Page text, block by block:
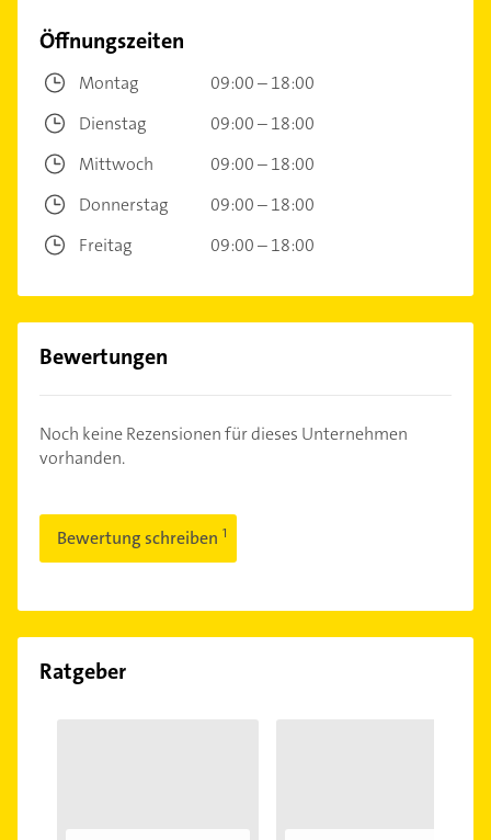
Öffnungszeiten
Montag
09:00 – 18:00
Dienstag
09:00 – 18:00
Mittwoch
09:00 – 18:00
Donnerstag
09:00 – 18:00
Freitag
09:00 – 18:00
Bewertungen
Noch keine Rezensionen für dieses Unternehmen
vorhanden.
Bewertung schreiben
Ratgeber